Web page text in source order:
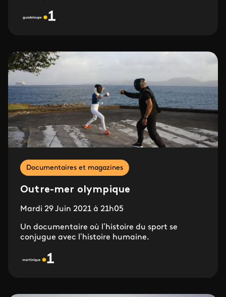
Documentaires et magazines
Outre-mer olympique
Mardi 29 Juin 2021 à 21h05
Un documentaire où l’histoire du sport se
conjugue avec l’histoire humaine.